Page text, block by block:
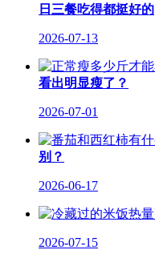
日三餐吃得都挺好的
2026-07-13
看出明显瘦了？
2026-07-01
别？
2026-06-17
2026-07-15